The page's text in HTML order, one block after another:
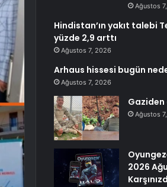
Ağustos
Hindistan’ın yakıt talebi
yüzde 2,9 arttı
Ağustos 7, 2026
Arhaus hissesi bugün
Ağustos 7, 2026
Gaziden
Ağustos
2026